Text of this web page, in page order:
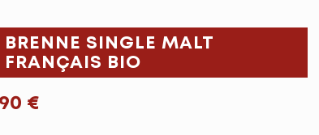
BRENNE SINGLE MALT
FRANÇAIS BIO
€